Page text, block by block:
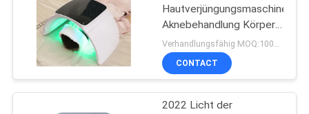
IPL-Haar-Entferner
Hautverjüngungsmaschine
Aknebehandlung Körper
Gesicht Bio - Light
Photon Pdt Red Led
Facial Light Therapy
CONTACT
2022 Licht der